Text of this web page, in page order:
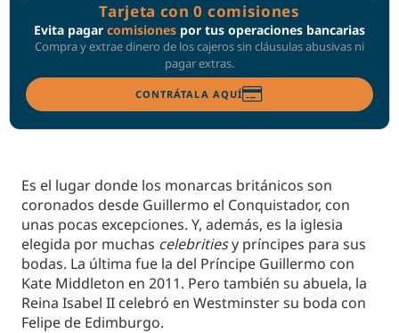
Tarjeta con 0 comisiones
Evita pagar comisiones por tus operaciones bancarias
Compra y extrae dinero de los cajeros sin cláusulas abusivas ni
pagar extras.
CONTRÁTALA AQUÍ
Es el lugar donde los monarcas británicos son
coronados desde Guillermo el Conquistador, con
unas pocas excepciones. Y, además, es la iglesia
elegida por muchas celebritiesy príncipes para sus
bodas. La última fue la del Príncipe Guillermo con
Kate Middleton en 2011. Pero también su abuela, la
Reina Isabel II celebró en Westminster su boda con
Felipe de Edimburgo.